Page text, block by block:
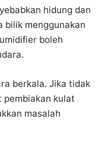
hidung dan
bilik menggunakan
boleh
berkala. Jika tidak
pembiakan kulat
masalah